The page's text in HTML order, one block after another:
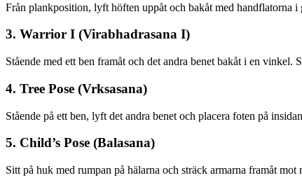
Från plankposition, lyft höften uppåt och bakåt med handflatorna
3. Warrior I (Virabhadrasana I)
Stående med ett ben framåt och det andra benet bakåt i en
4. Tree Pose (Vrksasana)
Stående på ett ben, lyft det andra benet och placera foten på
5. Child’s Pose (Balasana)
Sitt på huk med rumpan på hälarna och sträck armarna framåt